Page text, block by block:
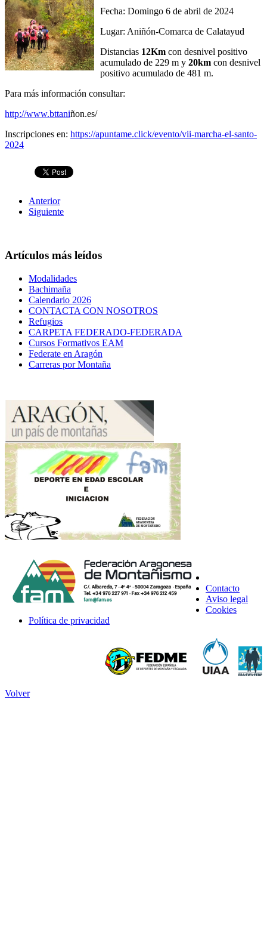
Fecha: Domingo 6 de abril de 2024
Lugar: Aniñón-Comarca de Calatayud
Distancias 12Km con desnivel positivo
acumulado de 229 m y 20km con desnivel
positivo acumulado de 481 m.
Para más información consultar:
http://www.bttaniñon.es/
Inscripciones en: https://apuntame.click/evento/vii-marcha-el-santo-
2024
Anterior
Siguiente
Artículos más leídos
Modalidades
Bachimaña
Calendario 2026
CONTACTA CON NOSOTROS
Refugios
CARPETA FEDERADO-FEDERADA
Cursos Formativos EAM
Federate en Aragón
Carreras por Montaña
Contacto
Aviso legal
Cookies
Política de privacidad
Volver